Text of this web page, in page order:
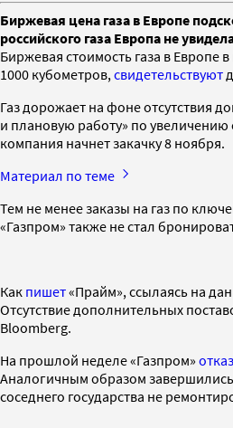
Биржевая цена газа в Европе
российского газа Европа не
Биржевая стоимость газа в Европе
1000 кубометров, свидетельствуют
Газ дорожает на фоне отсутствия
и плановую работу» по увеличению
компания начнет закачку 8 ноября.
Материал по теме
Тем не менее заказы на газ по
«Газпром» также не стал
Как пишет«Прайм», ссылаясь на
Отсутствие дополнительных
Bloomberg.
На прошлой неделе «Газпром»
Аналогичным образом завершились
соседнего государства не